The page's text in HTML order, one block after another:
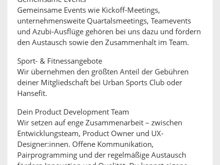
Gemeinsame Events wie Kickoff-Meetings,
unternehmensweite Quartalsmeetings, Teamevents
und Azubi-Ausflüge gehören bei uns dazu und fördern
den Austausch sowie den Zusammenhalt im Team.
Sport- & Fitnessangebote
Wir übernehmen den größten Anteil der Gebühren
deiner Mitgliedschaft bei Urban Sports Club oder
Hansefit.
Dein Product Development Team
Wir setzen auf enge Zusammenarbeit – zwischen
Entwicklungsteam, Product Owner und UX-
Designer:innen. Offene Kommunikation,
Pairprogramming und der regelmäßige Austausch